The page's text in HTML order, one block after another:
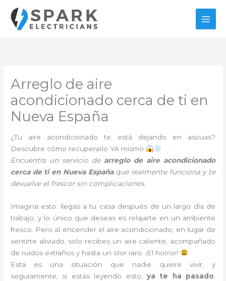
contenido
Arreglo de aire
acondicionado cerca de ti en
Nueva España
¿Tu aire acondicionado te está dejando en ascuas?
Descubre cómo recuperarlo YA mismo
Encuentra un servicio de arreglo de aire acondicionado
cerca de ti en Nueva España que realmente funciona y te
devuelve el frescor sin complicaciones.
Imagina esto: llegas a tu casa después de un largo día de
trabajo, y lo único que deseas es relajarte en un ambiente
fresco. Pero al encender el aire acondicionado, en lugar de
sentirte aliviado, solo recibes un aire caliente, acompañado
de ruidos extraños y hasta un olor raro. ¡El horror!
Esta es una situación que nadie quiere vivir, y
seguramente, si estás leyendo esto, ya te ha pasado